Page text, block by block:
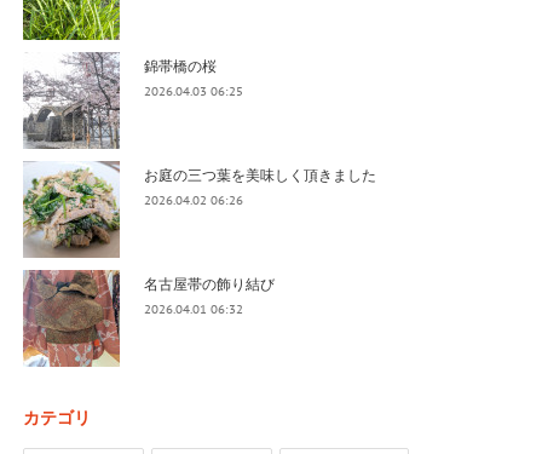
錦帯橋の桜
2026.04.03 06:25
お庭の三つ葉を美味しく頂きました
2026.04.02 06:26
名古屋帯の飾り結び
2026.04.01 06:32
カテゴリ